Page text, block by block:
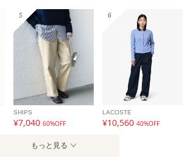
5
SHIPS
¥7,04060%OFF
6
LACOSTE
¥10,56040%OFF
もっと見る